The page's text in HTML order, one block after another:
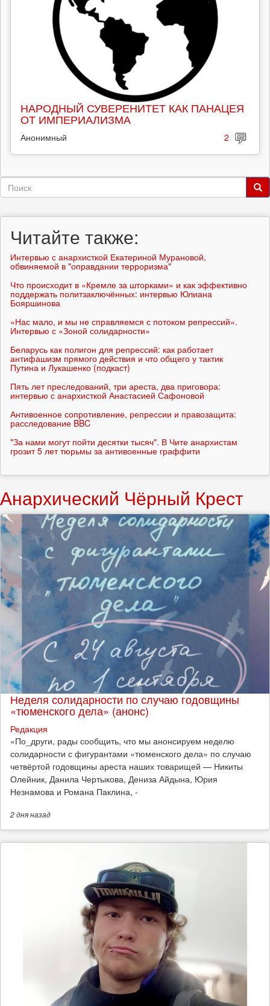
НАРОДНЫЙ СУВЕРЕНИТЕТ КАК ПАНАЦЕЯ
ОТ ИМПЕРИАЛИЗМА
Анонимный 2
Форма
Читайте также:
Интервью с анархисткой Екатериной Мурановой,
обвиняемой в "оправдании терроризма"
Что происходит в «Кремле за шторками» и как эффективно
поддержать политзаключённых: интервью Юлиана
Бояршинова
«Нас мало, и мы не справляемся с потоком репрессий».
Интервью с «Зоной солидарности»
Беларусь как полигон для репрессий: как работает
антифашизм прямого действия и что общего у тактик
Путина и Лукашенко (подкаст)
Пять лет преследований, три ареста, два приговора:
интервью с анархисткой Анастасией Сафоновой
Антивоенное сопротивление, репрессии и правозащита:
расследование BBC
"За нами могут пойти десятки тысяч". В Чите анархистам
грозит 5 лет тюрьмы за антивоенные граффити
Анархический Чёрный Крест
Неделя солидарности по случаю годовщины
«тюменского дела» (анонс)
Редакция
​«По_други, рады сообщить, что мы анонсируем неделю
солидарности с фигурантами «тюменского дела» по случаю
четвёртой годовщины ареста наших товарищей — Никиты
Олейник, Данила Чертыкова, Дениза Айдына, Юрия
Незнамова и Романа Паклина, -
2 дняназад